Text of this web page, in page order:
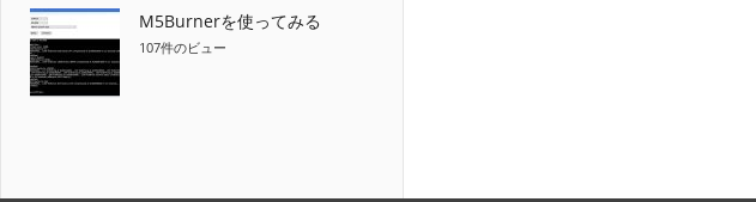
M5Burnerを使ってみる
107件のビュー